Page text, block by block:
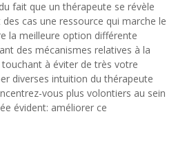
fait que un thérapeute se révèle
cas une ressource qui marche le
la meilleure option différente
des mécanismes relatives à la
à éviter de très votre
diverses intuition du thérapeute
vous plus volontiers au sein
évident: améliorer ce